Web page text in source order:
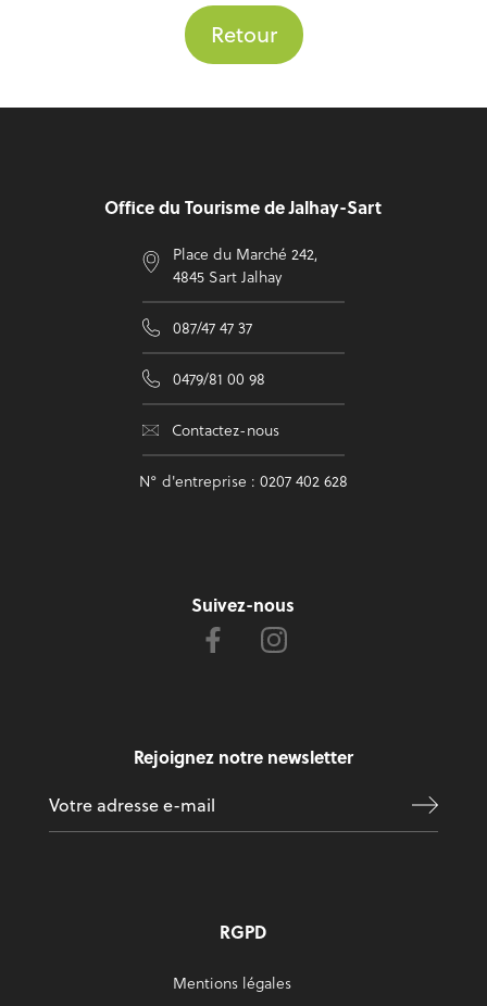
Retour
Office du Tourisme de Jalhay-Sart
Place du Marché 242,
4845 Sart Jalhay
087/47 47 37
0479/81 00 98
Contactez-nous
N° d'entreprise : 0207 402 628
Suivez-nous
Rejoignez notre newsletter
RGPD
Mentions légales